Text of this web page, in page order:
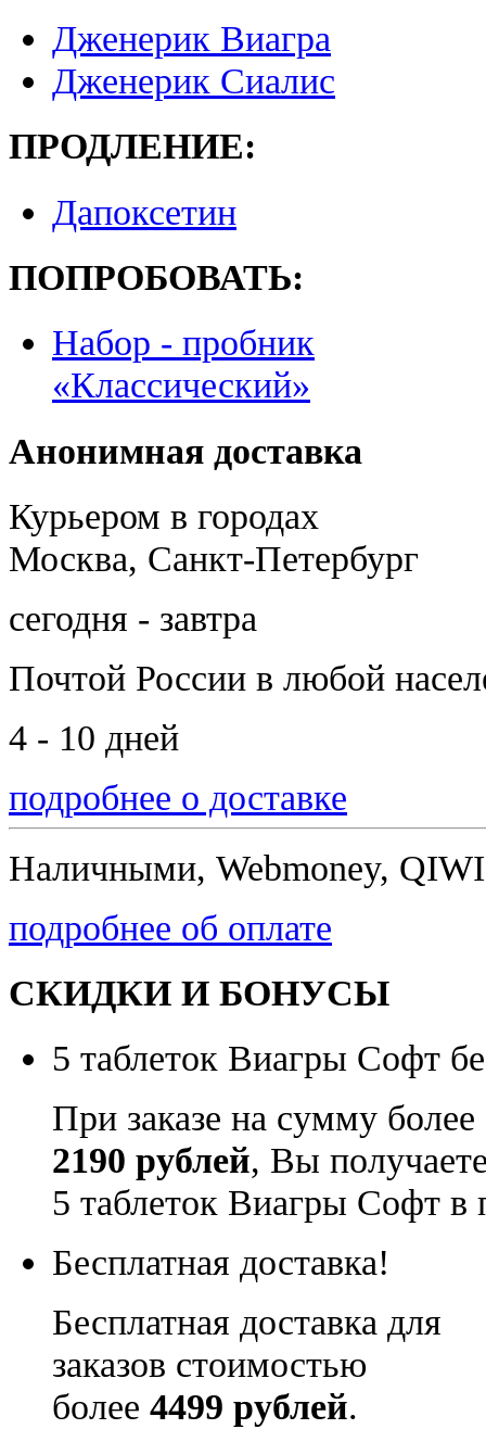
Дженерик Виагра
Дженерик Сиалис
ПРОДЛЕНИЕ:
Дапоксетин
ПОПРОБОВАТЬ:
Набор - пробник
«Классический»
Анонимная доставка
Курьером в городах
Москва, Санкт-Петербург
сегодня - завтра
Почтой России в любой
4 - 10 дней
подробнее о доставке
Наличными, Webmoney,
подробнее об оплате
СКИДКИ И БОНУСЫ
5 таблеток Виагры Софт
При заказе на сумму более
2190 рублей, Вы
5 таблеток Виагры Софт в
Бесплатная доставка!
Бесплатная доставка для
заказов стоимостью
более 4499 рублей.